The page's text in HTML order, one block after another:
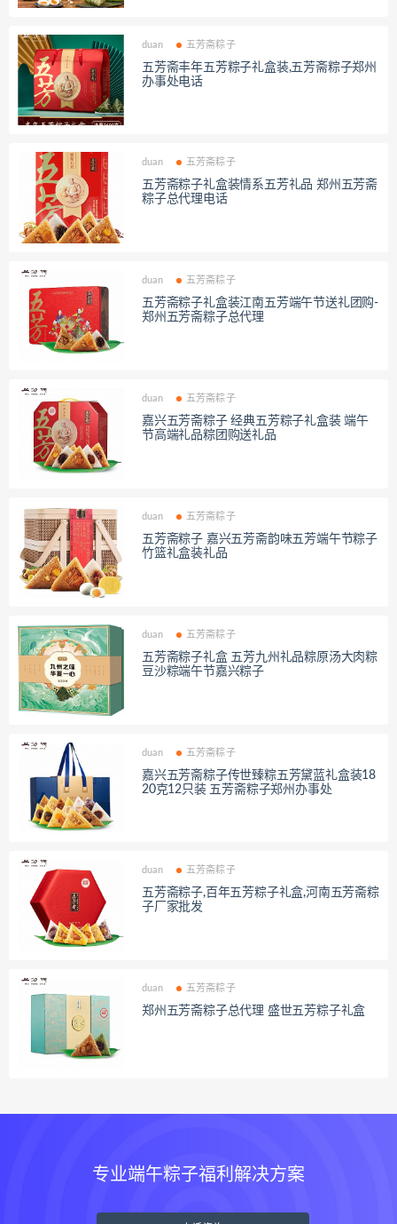
duan 五芳斋粽子
五芳斋丰年五芳粽子礼盒装,五芳斋粽子郑州
办事处电话
duan 五芳斋粽子
五芳斋粽子礼盒装情系五芳礼品 郑州五芳斋
粽子总代理电话
duan 五芳斋粽子
五芳斋粽子礼盒装江南五芳端午节送礼团购-
郑州五芳斋粽子总代理
duan 五芳斋粽子
嘉兴五芳斋粽子 经典五芳粽子礼盒装 端午
节高端礼品粽团购送礼品
duan 五芳斋粽子
五芳斋粽子 嘉兴五芳斋韵味五芳端午节粽子
竹篮礼盒装礼品
duan 五芳斋粽子
五芳斋粽子礼盒 五芳九州礼品粽原汤大肉粽
豆沙粽端午节嘉兴粽子
duan 五芳斋粽子
嘉兴五芳斋粽子传世臻粽五芳黛蓝礼盒装18
20克12只装 五芳斋粽子郑州办事处
duan 五芳斋粽子
五芳斋粽子,百年五芳粽子礼盒,河南五芳斋粽
子厂家批发
duan 五芳斋粽子
郑州五芳斋粽子总代理 盛世五芳粽子礼盒
专业端午粽子福利解决方案